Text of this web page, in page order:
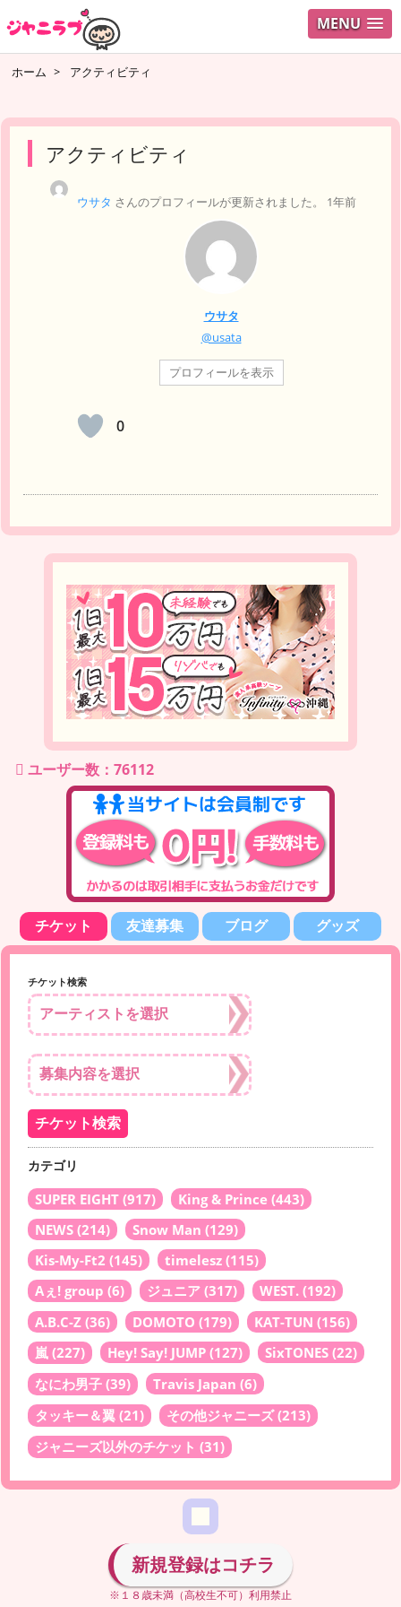
MENU ログイ
ホーム > アクティビティ
アクティビティ
ウサタ さんのプロフィールが更新されました。 1年前
ウサタ
@usata
プロフィールを表示
0
ユーザー数：76112
チケット 友達募集 ブログ グッズ
チケット検索
カテゴリ
SUPER EIGHT (917) King & Prince (443)
NEWS (214) Snow Man (129)
Kis-My-Ft2 (145) timelesz (115)
Aぇ! group (6) ジュニア (317) WEST. (192)
A.B.C-Z (36) DOMOTO (179) KAT-TUN (156)
嵐 (227) Hey! Say! JUMP (127) SixTONES (22)
なにわ男子 (39) Travis Japan (6)
タッキー＆翼 (21) その他ジャニーズ(213)
ジャニーズ以外のチケット (31)
新規登録はコチラ
※１８歳未満（高校生不可）利用禁止